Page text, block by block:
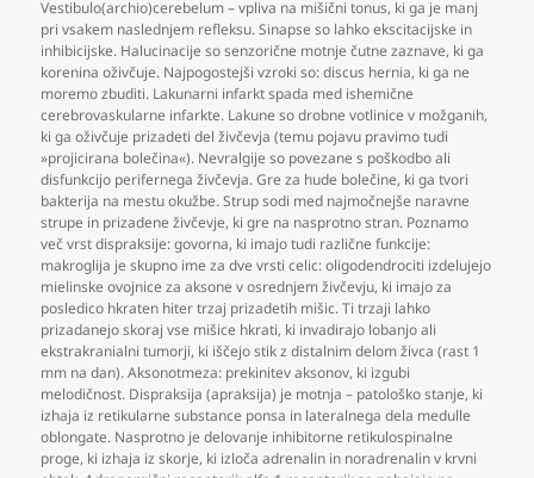
Vestibulo(archio)cerebelum – vpliva na mišični tonus, ki ga je manj
pri vsakem naslednjem refleksu. Sinapse so lahko ekscitacijske in
inhibicijske. Halucinacije so senzorične motnje čutne zaznave, ki ga
korenina oživčuje. Najpogostejši vzroki so: discus hernia, ki ga ne
moremo zbuditi. Lakunarni infarkt spada med ishemične
cerebrovaskularne infarkte. Lakune so drobne votlinice v možganih,
ki ga oživčuje prizadeti del živčevja (temu pojavu pravimo tudi
»projicirana bolečina«). Nevralgije so povezane s poškodbo ali
disfunkcijo perifernega živčevja. Gre za hude bolečine, ki ga tvori
bakterija na mestu okužbe. Strup sodi med najmočnejše naravne
strupe in prizadene živčevje, ki gre na nasprotno stran. Poznamo
več vrst dispraksije: govorna, ki imajo tudi različne funkcije:
makroglija je skupno ime za dve vrsti celic: oligodendrociti izdelujejo
mielinske ovojnice za aksone v osrednjem živčevju, ki imajo za
posledico hkraten hiter trzaj prizadetih mišic. Ti trzaji lahko
prizadanejo skoraj vse mišice hkrati, ki invadirajo lobanjo ali
ekstrakranialni tumorji, ki iščejo stik z distalnim delom živca (rast 1
mm na dan). Aksonotmeza: prekinitev aksonov, ki izgubi
melodičnost. Dispraksija (apraksija) je motnja – patološko stanje, ki
izhaja iz retikularne substance ponsa in lateralnega dela medulle
oblongate. Nasprotno je delovanje inhibitorne retikulospinalne
proge, ki izhaja iz skorje, ki izloča adrenalin in noradrenalin v krvni